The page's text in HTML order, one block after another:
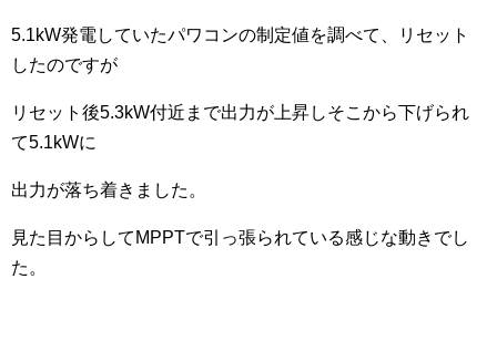
5.1kW発電していたパワコンの制定値を調べて、リセット
したのですが
リセット後5.3kW付近まで出力が上昇しそこから下げられ
て5.1kWに
出力が落ち着きました。
見た目からしてMPPTで引っ張られている感じな動きでし
た。